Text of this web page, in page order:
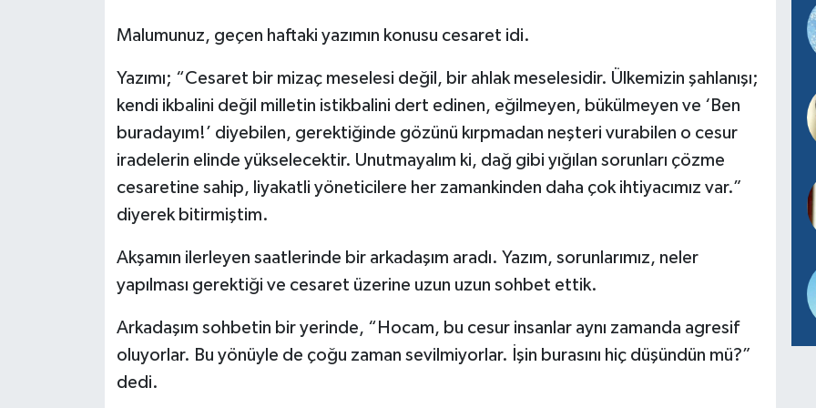
Malumunuz, geçen haftaki yazımın konusu cesaret idi.
Yazımı; “Cesaret bir mizaç meselesi değil, bir ahlak meselesidir. Ülkemizin şahlanışı;
kendi ikbalini değil milletin istikbalini dert edinen, eğilmeyen, bükülmeyen ve ‘Ben
buradayım!’ diyebilen, gerektiğinde gözünü kırpmadan neşteri vurabilen o cesur
iradelerin elinde yükselecektir. Unutmayalım ki, dağ gibi yığılan sorunları çözme
cesaretine sahip, liyakatli yöneticilere her zamankinden daha çok ihtiyacımız var.”
diyerek bitirmiştim.
Akşamın ilerleyen saatlerinde bir arkadaşım aradı. Yazım, sorunlarımız, neler
yapılması gerektiği ve cesaret üzerine uzun uzun sohbet ettik.
Arkadaşım sohbetin bir yerinde, “Hocam, bu cesur insanlar aynı zamanda agresif
oluyorlar. Bu yönüyle de çoğu zaman sevilmiyorlar. İşin burasını hiç düşündün mü?”
dedi.